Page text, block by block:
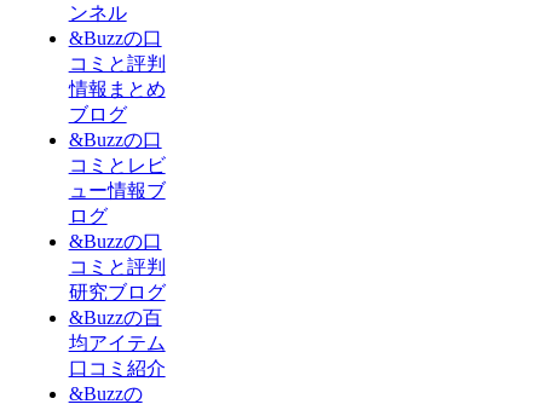
ンネル
&Buzzの口
コミと評判
情報まとめ
ブログ
&Buzzの口
コミとレビ
ュー情報ブ
ログ
&Buzzの口
コミと評判
研究ブログ
&Buzzの百
均アイテム
口コミ紹介
&Buzzの